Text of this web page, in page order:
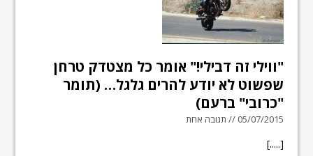
"ווילי זה דבילי!" אומר כל מצטדק טרחן
שפשוט לא יודע להרים גלגל… (תומר
"כרובי" ברעם)
05/07/2015 // תגובה אחת
[.....]